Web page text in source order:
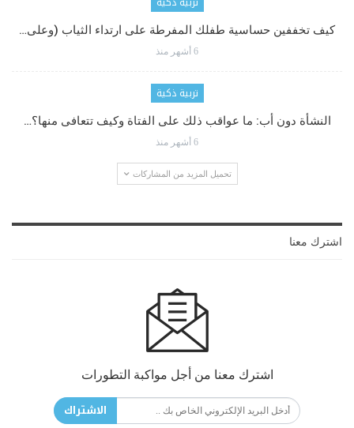
كيف تخففين حساسية طفلك المفرطة على ارتداء الثياب (وعلى…
6 أشهر منذ
تربية ذكية
النشأة دون أب: ما عواقب ذلك على الفتاة وكيف تتعافى منها؟…
6 أشهر منذ
تحميل المزيد من المشاركات
اشترك معنا
اشترك معنا من أجل مواكبة التطورات
الاشتراك